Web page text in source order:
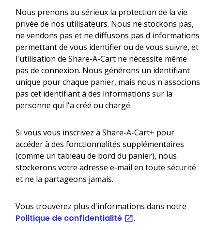
Nous prenons au sérieux la protection de la vie
privée de nos utilisateurs. Nous ne stockons pas,
ne vendons pas et ne diffusons pas d'informations
permettant de vous identifier ou de vous suivre, et
l'utilisation de Share-A-Cart ne nécessite même
pas de connexion. Nous générons un identifiant
unique pour chaque panier, mais nous n'associons
pas cet identifiant à des informations sur la
personne qui l'a créé ou chargé.
Si vous vous inscrivez à Share-A-Cart+ pour
accéder à des fonctionnalités supplémentaires
(comme un tableau de bord du panier), nous
stockerons votre adresse e-mail en toute sécurité
et ne la partageons jamais.
Vous trouverez plus d'informations dans notre
Politique de confidentialité .